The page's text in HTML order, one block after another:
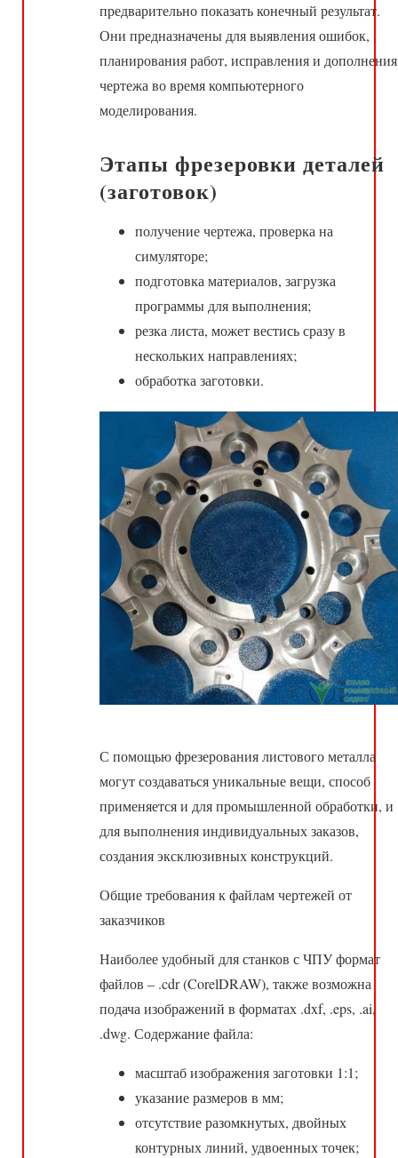
предварительно показать конечный результат.
Они предназначены для выявления ошибок,
планирования работ, исправления и дополнения
чертежа во время компьютерного
моделирования.
Этапы фрезеровки деталей
(заготовок)
получение чертежа, проверка на
симуляторе;
подготовка материалов, загрузка
программы для выполнения;
резка листа, может вестись сразу в
нескольких направлениях;
обработка заготовки.
С помощью фрезерования листового металла
могут создаваться уникальные вещи, способ
применяется и для промышленной обработки, и
для выполнения индивидуальных заказов,
создания эксклюзивных конструкций.
Общие требования к файлам чертежей от
заказчиков
Наиболее удобный для станков с ЧПУ формат
файлов – .cdr (CorelDRAW), также возможна
подача изображений в форматах .dxf, .eps, .ai,
.dwg. Содержание файла:
масштаб изображения заготовки 1:1;
указание размеров в мм;
отсутствие разомкнутых, двойных
контурных линий, удвоенных точек;